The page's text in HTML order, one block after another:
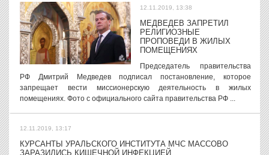
12.11.2019, 13:38
МЕДВЕДЕВ ЗАПРЕТИЛ
РЕЛИГИОЗНЫЕ
ПРОПОВЕДИ В ЖИЛЫХ
ПОМЕЩЕНИЯХ
Председатель правительства
РФ Дмитрий Медведев подписал постановление, которое
запрещает вести миссионерскую деятельность в жилых
помещениях. Фото с официального сайта правительства РФ ...
12.11.2019, 13:17
КУРСАНТЫ УРАЛЬСКОГО ИНСТИТУТА МЧС МАССОВО
ЗАРАЗИЛИСЬ КИШЕЧНОЙ ИНФЕКЦИЕЙ